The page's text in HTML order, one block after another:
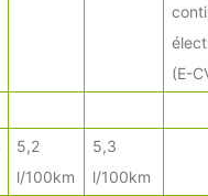
(E-
5,2
l/100km
5,3
l/100km